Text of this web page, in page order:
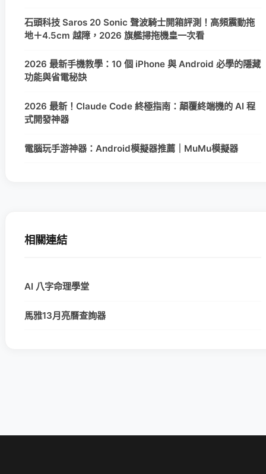
石頭科技 Saros 20 Sonic 聲波騎士開箱評測！高頻震動拖
地＋4.5cm 越障，2026 旗艦掃拖機皇一次看
2026 最新手機教學：10 個 iPhone 與 Android 必學的隱藏
功能與省電秘訣
2026 最新！Claude Code 終極指南：顛覆終端機的 AI 程
式開發神器
電腦玩手游神器：Android模擬器推薦｜MuMu模擬器
相關連結
AI 八字命理學堂
馬雅13月亮曆查詢器